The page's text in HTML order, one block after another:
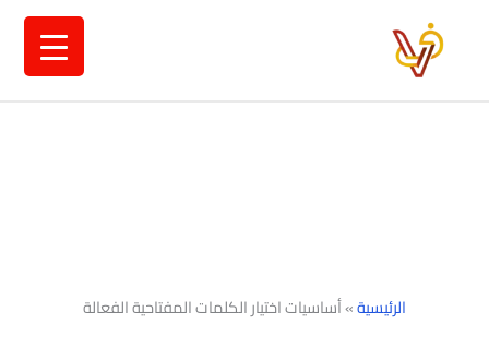
الرئيسية»أساسيات اختيار الكلمات المفتاحية الفعالة